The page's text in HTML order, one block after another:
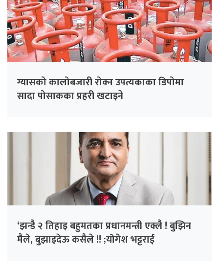
ग्यासको कालोबजारी रोक्न उपत्यकाका डिपोमा
सादा पोसाकका प्रहरी खटाइने
‘झन्डै २ तिहाइ बहुमतका प्रधानमन्त्री एक्लै ! बुझिन
मैले, बुझाइदेऊ कसैले !! ;योगेश भट्टराई